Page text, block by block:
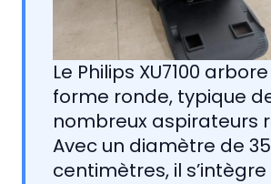
Le Philips XU7100
forme ronde, typique
nombreux aspirateurs
Avec un diamètre de 35
centimètres, il s’intègre